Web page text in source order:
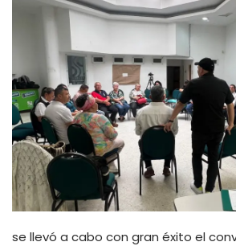
se llevó a cabo con gran éxito el